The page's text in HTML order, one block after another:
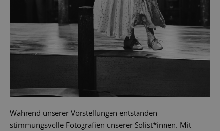
Während unserer Vorstellungen entstanden
stimmungsvolle Fotografien unserer Solist*innen. Mit